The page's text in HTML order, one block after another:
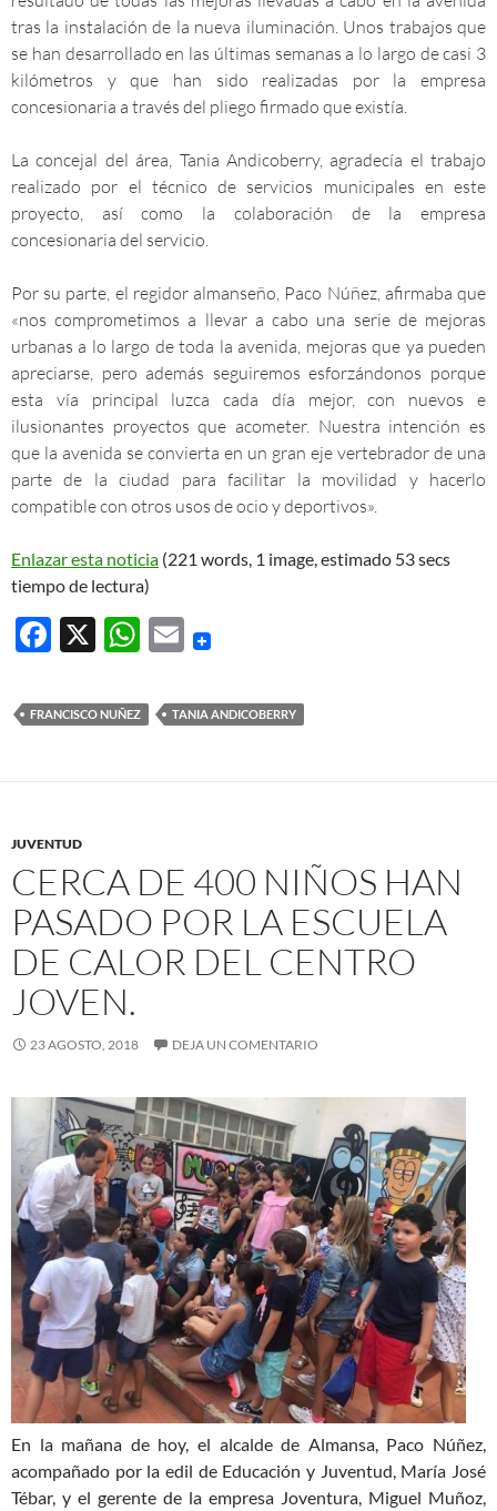
tras la instalación de la nueva iluminación. Unos trabajos que
se han desarrollado en las últimas semanas a lo largo de casi 3
kilómetros y que han sido realizadas por la empresa
concesionaria a través del pliego firmado que existía.
La concejal del área, Tania Andicoberry, agradecía el trabajo
realizado por el técnico de servicios municipales en este
proyecto, así como la colaboración de la empresa
concesionaria del servicio.
Por su parte, el regidor almanseño, Paco Núñez, afirmaba que
«nos comprometimos a llevar a cabo una serie de mejoras
urbanas a lo largo de toda la avenida, mejoras que ya pueden
apreciarse, pero además seguiremos esforzándonos porque
esta vía principal luzca cada día mejor, con nuevos e
ilusionantes proyectos que acometer. Nuestra intención es
que la avenida se convierta en un gran eje vertebrador de una
parte de la ciudad para facilitar la movilidad y hacerlo
compatible con otros usos de ocio y deportivos».
Enlazar esta noticia (221 words, 1 image, estimado 53 secs
tiempo de lectura)
F
e
b
o
k
X
W
at
s
A
E
ail
FRANCISCO NUÑEZ TANIA ANDICOBERRY
JUVENTUD
CERCA DE 400 NIÑOS HAN
PASADO POR LA ESCUELA
DE CALOR DEL CENTRO
JOVEN.
23 AGOSTO, 2018 DEJA UN COMENTARIO
En la mañana de hoy, el alcalde de Almansa, Paco Núñez,
acompañado por la edil de Educación y Juventud, María José
Tébar, y el gerente de la empresa Joventura, Miguel Muñoz,